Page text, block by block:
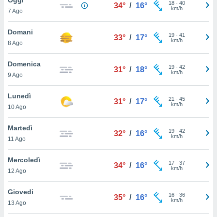
è
al sito
di
ci
di
il
un
la
nella
7 Ago
34° / 16° 18- 40
km/h
Domani
8 Ago
33° / 17° 19- 41
km/h
Domenica
9 Ago
31° / 18° 19- 42
km/h
Lunedì
10 Ago
31° / 17° 21 - 45
km/h
Martedì
11 Ago
32° / 16° 19- 42
km/h
Mercoledì
12 Ago
34° / 16° 17- 37
km/h
Giovedi
13 Ago
35° / 16° 16- 36
km/h